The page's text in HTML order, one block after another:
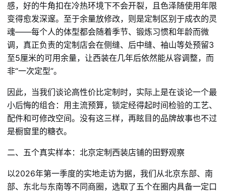
感，好的牛角扣在冷热环境下不会开裂，且色泽随使用年限
变得愈发深邃。至于余量放修改，则是定制区别于成衣的灵
魂——每个人的体型都会随着季节、锻炼习惯和年龄而微
调，真正负责的定制店会在侧缝、后中缝、袖山等处预留3
至5厘米的可用余量，让西装在几年后依然能从容调整，而
非“一次定型”。
因此，当我们谈论高性价比定制时，实际上是在谈论一个最
小后悔的组合：用主流预算，锁定经得起时间检验的工艺、
配件和可修改空间。没有这三样，再眩目的品牌故事也不过
是橱窗里的糖衣。
二、五个真实样本：北京定制西装店铺的田野观察
以2026年第一季度的实地走访为据，我们从北京东部、南
部、东北与东南等不同商圈，选取了五个在圈内具备一定口